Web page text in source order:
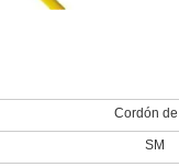
Cordón
SM